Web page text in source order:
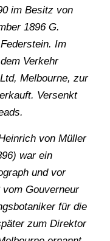
im Besitz von
1896 G.
Im
Verkehr
Melbourne, zur
Versenkt
von Müller
war ein
und vor
Gouverneur
für die
zum Direktor